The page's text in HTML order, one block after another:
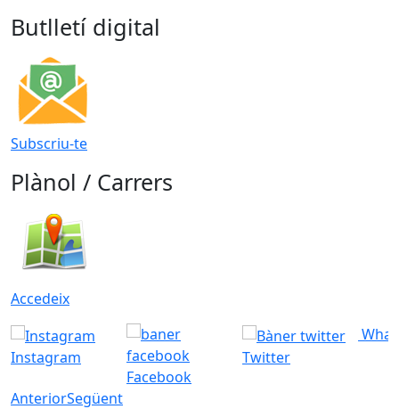
Butlletí digital
Subscriu-te
Plànol / Carrers
Accedeix
Instagram
Facebook
Twitter
AnteriorSegüent